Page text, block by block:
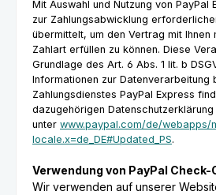
Mit Auswahl und Nutzung von PayPal
zur Zahlungsabwicklung
übermittelt, um den Vertrag mit Ihnen
Zahlart erfüllen zu können. Diese
Grundlage des Art. 6 Abs. 1 lit. b
Informationen zur Datenverarbeitung
Zahlungsdienstes PayPal Express
dazugehörigen Datenschutzerklärung
unter www.paypal.com/de/webapps/
locale.x=de_DE#Updated_PS.
Verwendung von PayPal Check-
Wir verwenden auf unserer